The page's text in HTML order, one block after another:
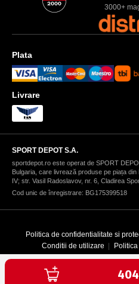
3000+
Plata
Livrare
SPORT DEPOT S.A.
sportdepot.ro este operat de SPORT
Bulgaria, care livrează produse pe piața
IV; str. Vasil Radoslavov, nr. 6, Cladirea
Cod unic de înregistrare: BG175399518
Politica de confidentialitate si
Conditii de utilizare
Copyright © 1996-